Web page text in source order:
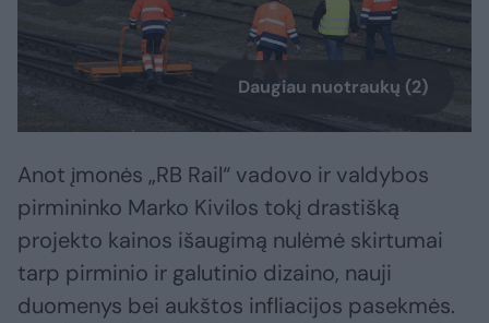
Daugiau nuotraukų (2)
Anot įmonės „RB Rail“ vadovo ir valdybos
pirmininko Marko Kivilos tokį drastišką
projekto kainos išaugimą nulėmė skirtumai
tarp pirminio ir galutinio dizaino, nauji
duomenys bei aukštos infliacijos pasekmės.